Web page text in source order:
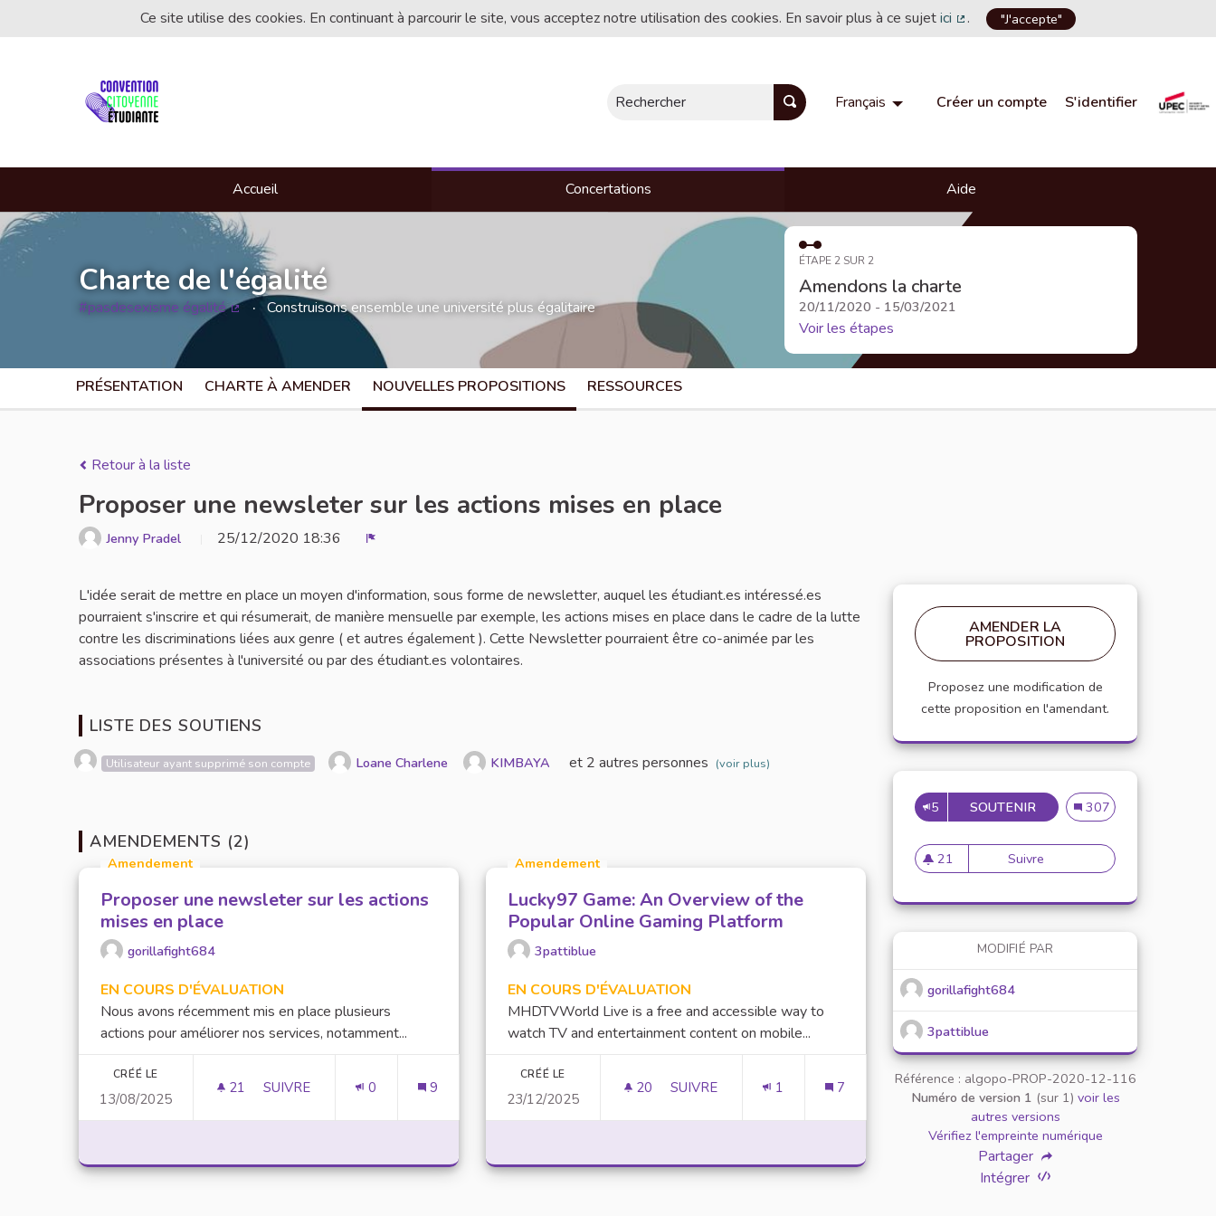
Ce site utilise des cookies. En continuant à parcourir le site, vous acceptez notre utilisation des cookies. En savoir plus à ce sujetici
(Lien externe)
. "J'accepte"
Rechercher Français Choisir la langueChoose language
Créer un compte S'identifier
Accueil Concertations Aide
Charte de l'égalité
#pasdesexisme égalité Construisons ensemble une université plus égalitaire
ÉTAPE 2 SUR 2
Amendons la charte
20/11/2020 - 15/03/2021
Voir les étapes
PRÉSENTATION CHARTE À AMENDER NOUVELLES PROPOSITIONS RESSOURCES
Retour à la liste
Proposer une newsleter sur les actions mises en place
Jenny Pradel 25/12/2020 18:36
L'idée serait de mettre en place un moyen d'information, sous forme de newsletter, auquel les étudiant.es intéressé.es
pourraient s'inscrire et qui résumerait, de manière mensuelle par exemple, les actions mises en place dans le cadre de la lutte
contre les discriminations liées aux genre ( et autres également ). Cette Newsletter pourraient être co-animée par les
associations présentes à l'université ou par des étudiant.es volontaires.
LISTE DES SOUTIENS
Utilisateur ayant supprimé son compte Loane Charlene KIMBAYA et 2 autres personnes (voir plus)
AMENDEMENTS (2)
Amendement
Proposer une newsleter sur les actions
mises en place
gorillafight684
EN COURS D'ÉVALUATION
Nous avons récemment mis en place plusieurs
actions pour améliorer nos services, notamment...
CRÉÉ LE
13/08/2025
21 21 ABONNÉS
SUIVRE
PROPOSER UNE NEWSLETER SUR LES ACTIONS MISES EN PLACE
0 9
Amendement
Lucky97 Game: An Overview of the
Popular Online Gaming Platform
3pattiblue
EN COURS D'ÉVALUATION
MHDTVWorld Live is a free and accessible way to
watch TV and entertainment content on mobile...
CRÉÉ LE
23/12/2025
20 20 ABONNÉS
SUIVRE
LUCKY97 GAME: AN OVERVIEW OF THE POPULAR ONLINE GAMING PLATFORM
1 7
AMENDER LA
PROPOSITION
Proposez une modification de
cette proposition en l'amendant.
5 SOUTENIR PROPOSER UNE
Proposer une
307
21
21 abonnés
Suivre Proposer une newsleter
MODIFIÉ PAR
gorillafight684
3pattiblue
Référence : algopo-PROP-2020-12-116
Numéro de version 1 (sur 1) voir les
autres versions
Vérifiez l'empreinte numérique
Partager
Intégrer